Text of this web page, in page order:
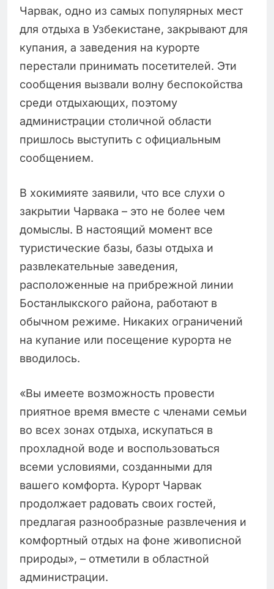
Чарвак, одно из самых популярных мест
для отдыха в Узбекистане, закрывают для
купания, а заведения на курорте
перестали принимать посетителей. Эти
сообщения вызвали волну беспокойства
среди отдыхающих, поэтому
администрации столичной области
пришлось выступить с официальным
сообщением.
В хокимияте заявили, что все слухи о
закрытии Чарвака – это не более чем
домыслы. В настоящий момент все
туристические базы, базы отдыха и
развлекательные заведения,
расположенные на прибрежной линии
Бостанлыкского района, работают в
обычном режиме. Никаких ограничений
на купание или посещение курорта не
вводилось.
«Вы имеете возможность провести
приятное время вместе с членами семьи
во всех зонах отдыха, искупаться в
прохладной воде и воспользоваться
всеми условиями, созданными для
вашего комфорта. Курорт Чарвак
продолжает радовать своих гостей,
предлагая разнообразные развлечения и
комфортный отдых на фоне живописной
природы», – отметили в областной
администрации.